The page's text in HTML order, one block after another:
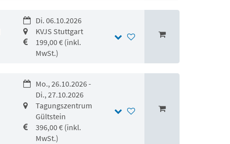
Di. 06.10.2026
KVJS Stuttgart
199,00 € (inkl.
MwSt.)
Mo., 26.10.2026 -
Di., 27.10.2026
Tagungszentrum
Gültstein
396,00 € (inkl.
MwSt.)